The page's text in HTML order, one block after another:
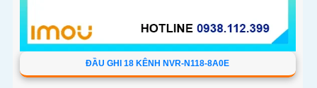
ĐẦU GHI 18 KÊNH NVR-N118-8A0E